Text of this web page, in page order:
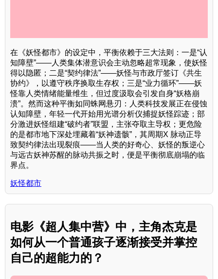
在《妖怪都市》的设定中，平衡依赖于三大法则：一是“认
知障壁”——人类集体潜意识会主动忽略超常现象，使妖怪
得以隐匿；二是“契约律法”——妖怪与市政厅签订《共生
协约》，以遵守秩序换取生存权；三是“业力循环”——妖
怪靠人类情绪能量维生，但过度汲取会引发自身“妖格崩
溃”。然而这种平衡如同蛛网悬刃：人类科技发展正在侵蚀
认知障壁，年轻一代开始用光谱分析仪捕捉妖怪踪迹；部
分激进妖怪组建“破约者”联盟，主张夺取主导权；更危险
的是都市地下深处埋藏着“妖神遗骸”，其周期X 脉动正导
致契约律法出现裂痕——当人类的好奇心、妖怪的叛逆心
与远古妖神苏醒的脉动共振之时，便是平衡彻底崩塌的临
界点。
妖怪都市
电影《超人集中营》中，主角杰克是
如何从一个普通孩子逐渐接受并掌控
自己的超能力的？